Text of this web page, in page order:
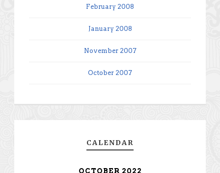
February 2008
January 2008
November 2007
October 2007
CALENDAR
OCTOBER 2022